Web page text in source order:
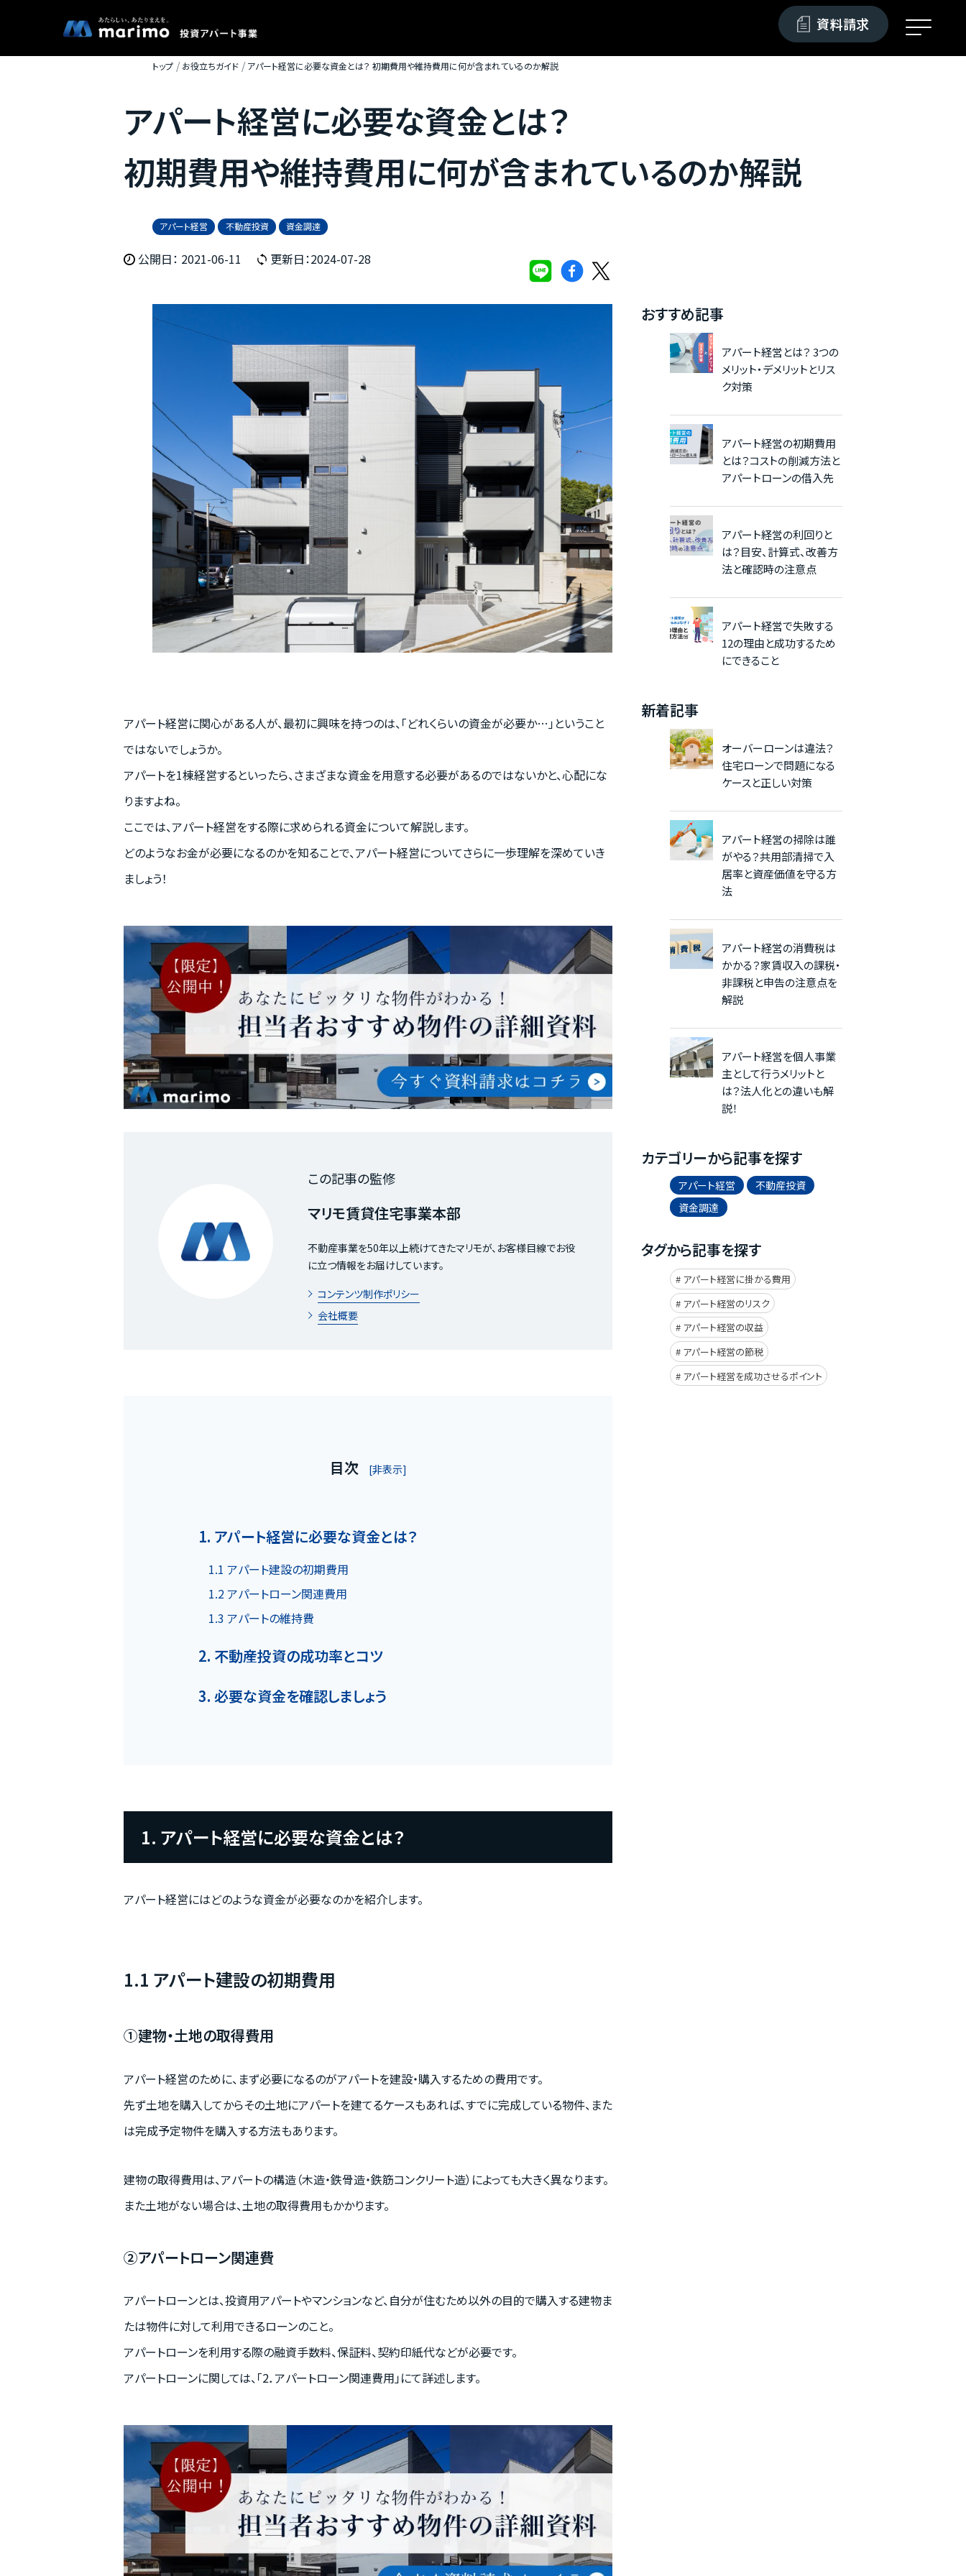
資料請求
名古屋・大阪・広島エリアの魅力
トップ お役立ちガイド アパート経営に必要な資金とは？ 初期費用や維持費用に何が含まれているのか解説
アパート経営に必要な資金とは？
初期費用や維持費用に何が含まれているのか解説
アパート経営 不動産投資 資金調達
公開日： 2021-06-11 更新日：2024-07-28
アパート経営に関心がある人が、最初に興味を持つのは、「どれくらいの資金が必要か…」ということ
ではないでしょうか。
アパートを1棟経営するといったら、さまざまな資金を用意する必要があるのではないかと、心配にな
りますよね。
ここでは、アパート経営をする際に求められる資金について解説します。
どのようなお金が必要になるのかを知ることで、アパート経営についてさらに一歩理解を深めていき
ましょう！
この記事の監修
マリモ賃貸住宅事業本部
不動産事業を50年以上続けてきたマリモが、お客様目線でお役
に立つ情報をお届けしています。
コンテンツ制作ポリシー
会社概要
目次 [非表示]
1. アパート経営に必要な資金とは？
1.1 アパート建設の初期費用
1.2 アパートローン関連費用
1.3 アパートの維持費
2. 不動産投資の成功率とコツ
3. 必要な資金を確認しましょう
1. アパート経営に必要な資金とは？
アパート経営にはどのような資金が必要なのかを紹介します。
1.1 アパート建設の初期費用
①建物・土地の取得費用
アパート経営のために、まず必要になるのがアパートを建設・購入するための費用です。
先ず土地を購入してからその土地にアパートを建てるケースもあれば、すでに完成している物件、また
は完成予定物件を購入する方法もあります。
建物の取得費用は、アパートの構造（木造・鉄骨造・鉄筋コンクリート造）によっても大きく異なります。
また土地がない場合は、土地の取得費用もかかります。
②アパートローン関連費
アパートローンとは、投資用アパートやマンションなど、自分が住むため以外の目的で購入する建物ま
たは物件に対して利用できるローンのこと。
アパートローンを利用する際の融資手数料、保証料、契約印紙代などが必要です。
アパートローンに関しては、「2．アパートローン関連費用」にて詳述します。
おすすめ記事
アパート経営とは？ 3つの
メリット・デメリットとリス
ク対策
アパート経営の初期費用
とは？コストの削減方法と
アパートローンの借入先
アパート経営の利回りと
は？目安、計算式、改善方
法と確認時の注意点
アパート経営で失敗する
12の理由と成功するため
にできること
新着記事
オーバーローンは違法？
住宅ローンで問題になる
ケースと正しい対策
アパート経営の掃除は誰
がやる？共用部清掃で入
居率と資産価値を守る方
法
アパート経営の消費税は
かかる？家賃収入の課税・
非課税と申告の注意点を
解説
アパート経営を個人事業
主として行うメリットと
は？法人化との違いも解
説！
カテゴリーから記事を探す
アパート経営
不動産投資
資金調達
タグから記事を探す
アパート経営に掛かる費用
アパート経営のリスク
アパート経営の収益
アパート経営の節税
アパート経営を成功させるポイント